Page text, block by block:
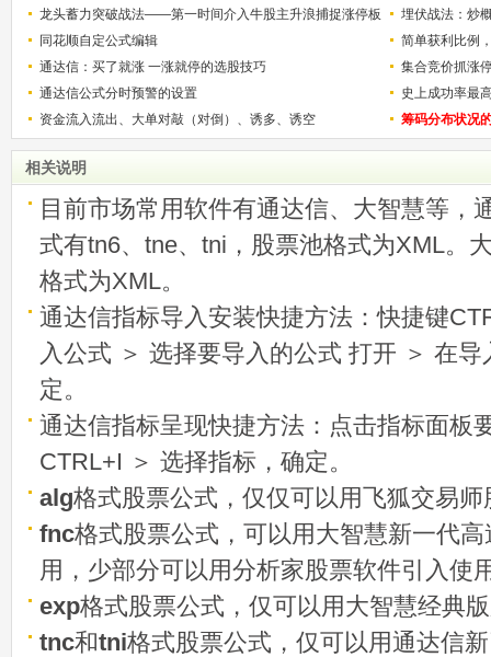
解）
少？
龙头蓄力突破战法——第一时间介入牛股主升浪捕捉涨停板
的技巧（图解）
埋伏战法：炒
同花顺自定公式编辑
简单获利比例
用
通达信：买了就涨 一涨就停的选股技巧
集合竞价抓涨
通达信公式分时预警的设置
史上成功率最
称选股法宝！
资金流入流出、大单对敲（对倒）、诱多、诱空 筹码分布状况
相关说明
目前市场常用软件有通达信、大智慧等，
式有tn6、tne、tni，股票池格式为XML。
格式为XML。
通达信指标导入安装快捷方法：快捷键
入公式 ＞ 选择要导入的公式 打开 ＞ 在
定。
通达信指标呈现快捷方法：点击指标面板
CTRL+I ＞ 选择指标，确定。
alg格式股票公式，仅仅可以用飞狐交易
fnc格式股票公式，可以用大智慧新一代
用，少部分可以用分析家股票软件引入使
exp格式股票公式，仅可以用大智慧经典
tnc和tni格式股票公式，仅可以用通达信